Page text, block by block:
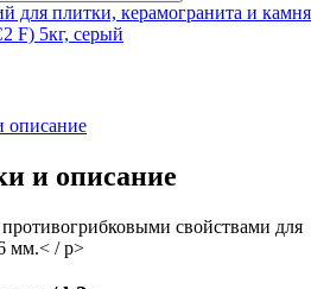
для плитки, керамогранита и камня
F) 5кг, серый
описание
и описание
противогрибковыми свойствами для
мм.< / p>